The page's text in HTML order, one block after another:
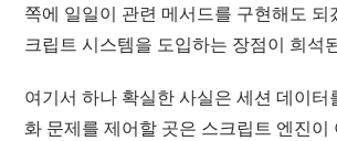
쪽에 일일이 관련 메서드를 구현해도 되
크립트 시스템을 도입하는 장점이 희석
여기서 하나 확실한 사실은 세션 데이터
화 문제를 제어할 곳은 스크립트 엔진이